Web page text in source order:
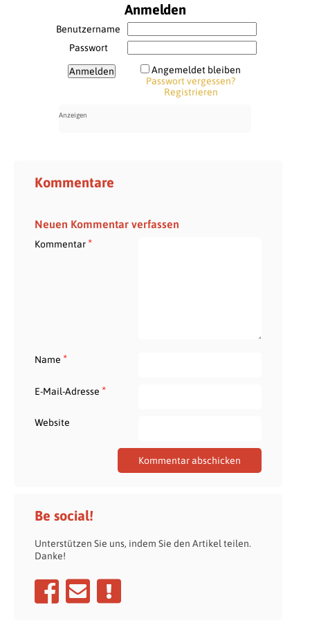
Anmelden
Benutzername
Passwort
Angemeldet bleiben
Passwort vergessen?
Registrieren
Kommentare
Neuen Kommentar verfassen
Kommentar*
Name *
E-Mail-Adresse *
Website
Be social!
Unterstützen Sie uns, indem Sie den Artikel teilen.
Danke!